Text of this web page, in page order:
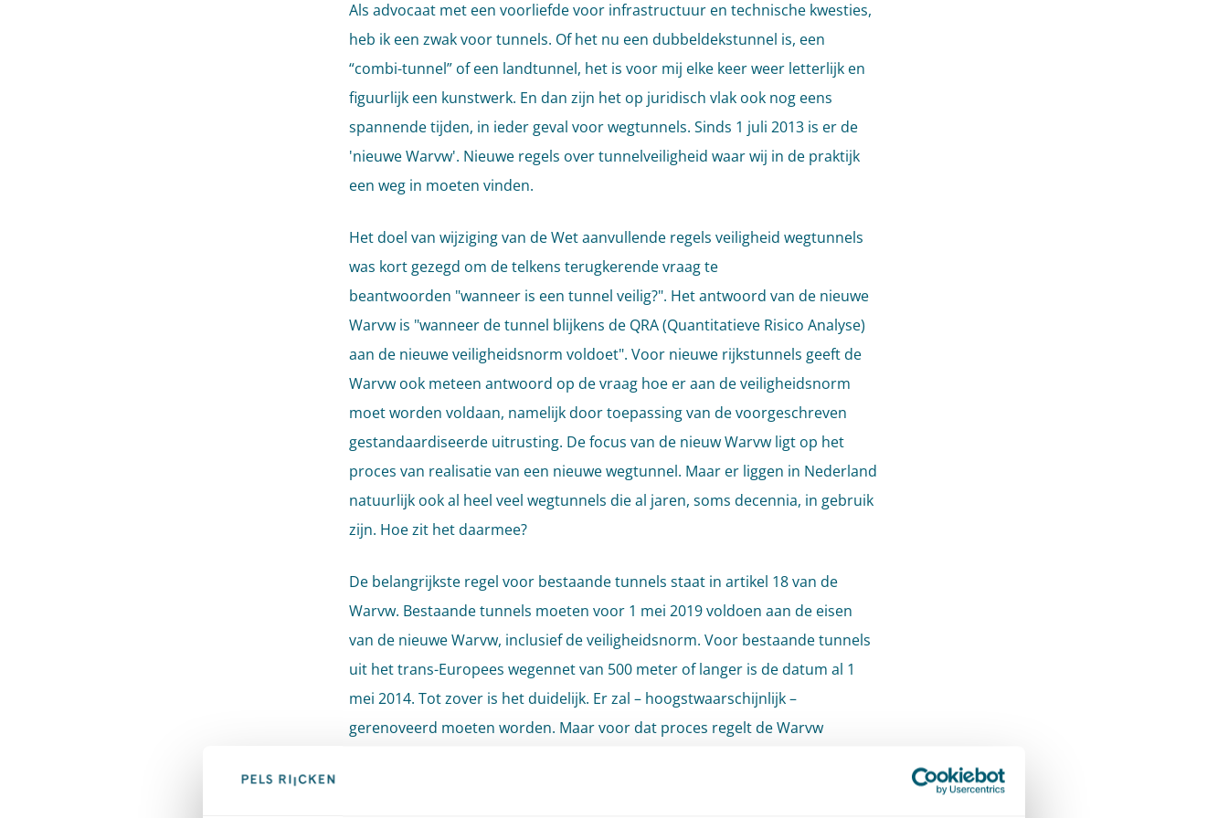
Als advocaat met een voorliefde voor infrastructuur en technische kwesties,
heb ik een zwak voor tunnels. Of het nu een dubbeldekstunnel is, een
“combi-tunnel” of een landtunnel, het is voor mij elke keer weer letterlijk en
figuurlijk een kunstwerk. En dan zijn het op juridisch vlak ook nog eens
spannende tijden, in ieder geval voor wegtunnels. Sinds 1 juli 2013 is er de
'nieuwe Warvw'. Nieuwe regels over tunnelveiligheid waar wij in de praktijk
een weg in moeten vinden.
Het doel van wijziging van de Wet aanvullende regels veiligheid wegtunnels
was kort gezegd om de telkens terugkerende vraag te
beantwoorden "wanneer is een tunnel veilig?". Het antwoord van de nieuwe
Warvw is "wanneer de tunnel blijkens de QRA (Quantitatieve Risico Analyse)
aan de nieuwe veiligheidsnorm voldoet". Voor nieuwe rijkstunnels geeft de
Warvw ook meteen antwoord op de vraag hoe er aan de veiligheidsnorm
moet worden voldaan, namelijk door toepassing van de voorgeschreven
gestandaardiseerde uitrusting. De focus van de nieuw Warvw ligt op het
proces van realisatie van een nieuwe wegtunnel. Maar er liggen in Nederland
natuurlijk ook al heel veel wegtunnels die al jaren, soms decennia, in gebruik
zijn. Hoe zit het daarmee?
De belangrijkste regel voor bestaande tunnels staat in artikel 18 van de
Warvw. Bestaande tunnels moeten voor 1 mei 2019 voldoen aan de eisen
van de nieuwe Warvw, inclusief de veiligheidsnorm. Voor bestaande tunnels
uit het trans-Europees wegennet van 500 meter of langer is de datum al 1
mei 2014. Tot zover is het duidelijk. Er zal – hoogstwaarschijnlijk –
gerenoveerd moeten worden. Maar voor dat proces regelt de Warvw